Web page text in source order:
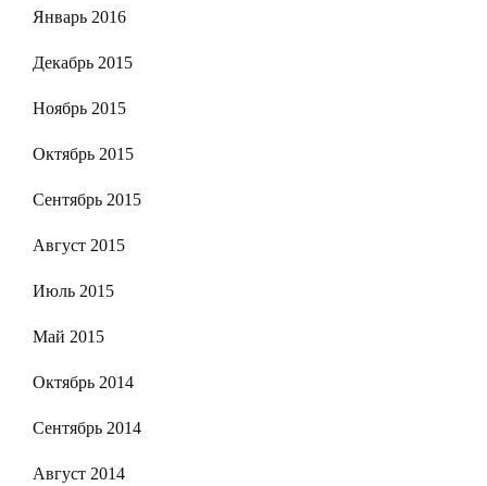
Январь 2016
Декабрь 2015
Ноябрь 2015
Октябрь 2015
Сентябрь 2015
Август 2015
Июль 2015
Май 2015
Октябрь 2014
Сентябрь 2014
Август 2014